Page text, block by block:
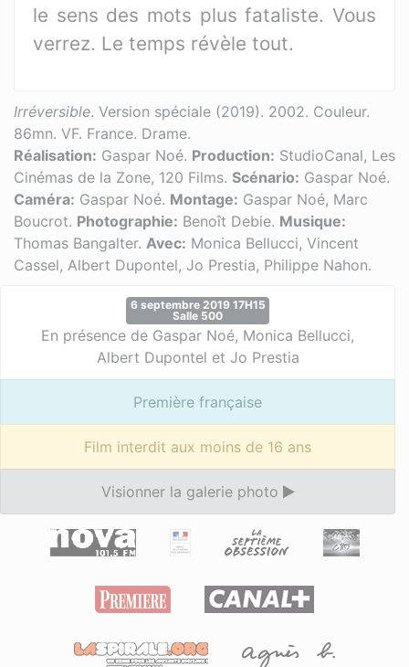
le sens des mots plus fataliste. Vous
verrez. Le temps révèle tout.
Irréversible. Version spéciale (2019). 2002. Couleur.
86mn. VF. France. Drame.
Réalisation: Gaspar Noé. Production: StudioCanal, Les
Cinémas de la Zone, 120 Films. Scénario: Gaspar Noé.
Caméra: Gaspar Noé. Montage: Gaspar Noé, Marc
Boucrot. Photographie: Benoît Debie. Musique:
Thomas Bangalter. Avec: Monica Bellucci, Vincent
Cassel, Albert Dupontel, Jo Prestia, Philippe Nahon.
6 septembre 2019 17H15
Salle 500
En présence de Gaspar Noé, Monica Bellucci,
Albert Dupontel et Jo Prestia
Première française
Film interdit aux moins de 16 ans
Visionner la galerie photo